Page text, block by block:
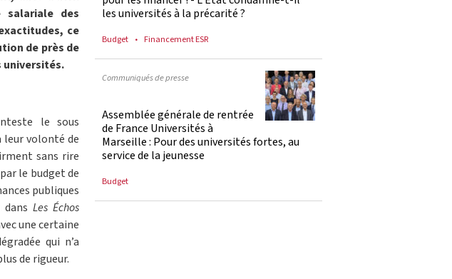
des
ce
de près de
universités.
le sous
leur volonté de
sans rire
le budget de
publiques
dansLes Échos
une certaine
qui n’a
de rigueur.
les universités à la précarité ?
Budget Financement ESR
Communiqués de presse
Assemblée générale de rentrée
de France Universités à
Marseille : Pour des universités fortes, au
service de la jeunesse
Budget